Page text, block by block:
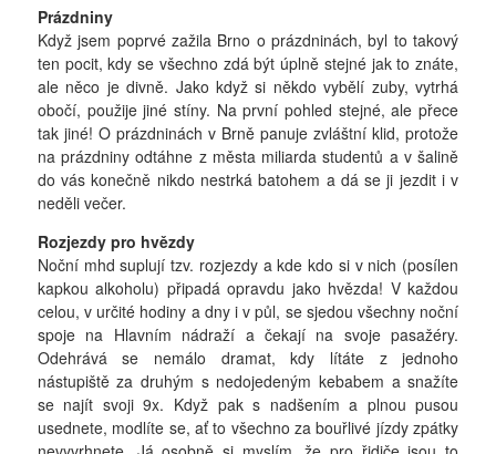
Prázdniny
Když jsem poprvé zažila Brno o prázdninách, byl to takový
ten pocit, kdy se všechno zdá být úplně stejné jak to znáte,
ale něco je divně. Jako když si někdo vybělí zuby, vytrhá
obočí, použije jiné stíny. Na první pohled stejné, ale přece
tak jiné! O prázdninách v Brně panuje zvláštní klid, protože
na prázdniny odtáhne z města miliarda studentů a v šalině
do vás konečně nikdo nestrká batohem a dá se ji jezdit i v
neděli večer.
Rozjezdy pro hvězdy
Noční mhd suplují tzv. rozjezdy a kde kdo si v nich (posílen
kapkou alkoholu) připadá opravdu jako hvězda! V každou
celou, v určité hodiny a dny i v půl, se sjedou všechny noční
spoje na Hlavním nádraží a čekají na svoje pasažéry.
Odehrává se nemálo dramat, kdy lítáte z jednoho
nástupiště za druhým s nedojedeným kebabem a snažíte
se najít svoji 9x. Když pak s nadšením a plnou pusou
usednete, modlíte se, ať to všechno za bouřlivé jízdy zpátky